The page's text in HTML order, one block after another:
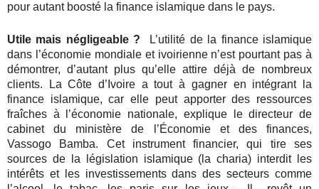
pour autant boosté la finance islamique dans le pays.
Utile mais négligeable ? L’utilité de la finance islamique
dans l’économie mondiale et ivoirienne n’est pourtant pas à
démontrer, d’autant plus qu’elle attire déjà de nombreux
clients. La Côte d’Ivoire a tout à gagner en intégrant la
finance islamique, car elle peut apporter des ressources
fraîches à l’économie nationale, explique le directeur de
cabinet du ministère de l’Économie et des finances,
Vassogo Bamba. Cet instrument financier, qui tire ses
sources de la législation islamique (la charia) interdit les
intérêts et les investissements dans des secteurs comme